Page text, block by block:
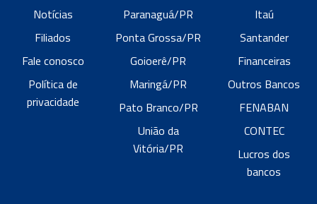
Notícias
Filiados
Fale conosco
Política de
privacidade
Paranaguá/PR
Ponta Grossa/PR
Goioerê/PR
Maringá/PR
Pato Branco/PR
União da
Vitória/PR
Itaú
Santander
Financeiras
Outros Bancos
FENABAN
CONTEC
Lucros dos
bancos